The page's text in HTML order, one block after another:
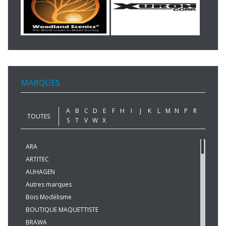
MARQUES
TOUTES
A B C D E F H I J K L M N P
R
S
T V W X
ARA
ARTITEC
AUHAGEN
Autres marques
Bois Modélisme
BOUTIQUE MAQUETTISTE
BRAWA